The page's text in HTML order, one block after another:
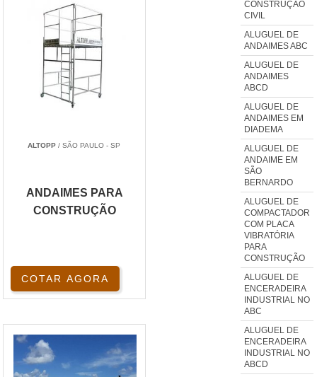
ALTOPP / SÃO PAULO - SP
ANDAIMES PARA
CONSTRUÇÃO
COTAR AGORA
CONSTRUÇÃO
CIVIL
ALUGUEL DE
ANDAIMES ABC
ALUGUEL DE
ANDAIMES
ABCD
ALUGUEL DE
ANDAIMES EM
DIADEMA
ALUGUEL DE
ANDAIME EM
SÃO
BERNARDO
ALUGUEL DE
COMPACTADOR
COM PLACA
VIBRATÓRIA
PARA
CONSTRUÇÃO
ALUGUEL DE
ENCERADEIRA
INDUSTRIAL NO
ABC
ALUGUEL DE
ENCERADEIRA
INDUSTRIAL NO
ABCD